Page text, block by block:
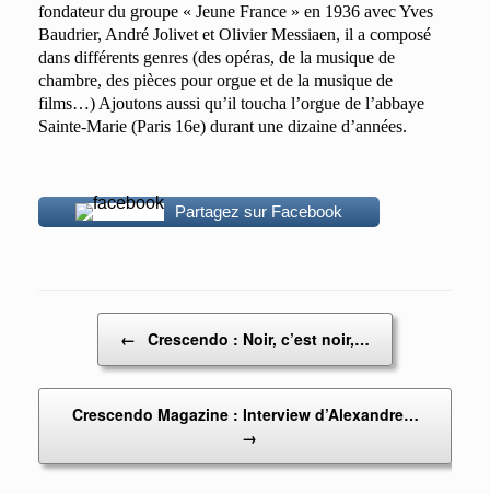
fondateur du groupe « Jeune France » en 1936 avec Yves
Baudrier, André Jolivet et Olivier Messiaen, il a composé
dans différents genres (des opéras, de la musique de
chambre, des pièces pour orgue et de la musique de
films…) Ajoutons aussi qu’il toucha l’orgue de l’abbaye
Sainte-Marie (Paris 16e) durant une dizaine d’années.
Partagez sur Facebook
← Crescendo : Noir, c’est noir,…
Crescendo Magazine : Interview d’Alexandre…
→